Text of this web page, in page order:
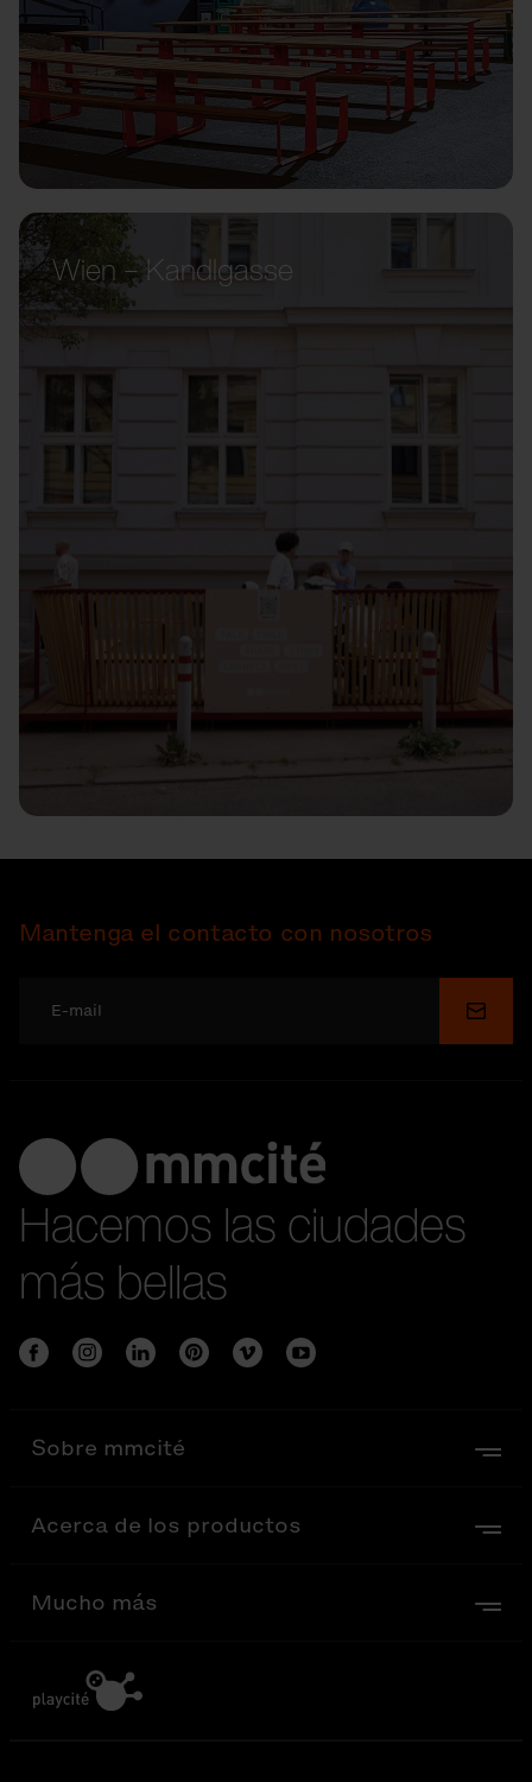
Wien – Kandlgasse
Mantenga el contacto con nosotros
Enviar
Hacemos las ciudades
más bellas
Sobre mmcité
Acerca de los productos
Mucho más